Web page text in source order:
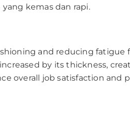
kemas dan rapi.
and reducing fatigue
by its thickness,
overall job satisfaction and